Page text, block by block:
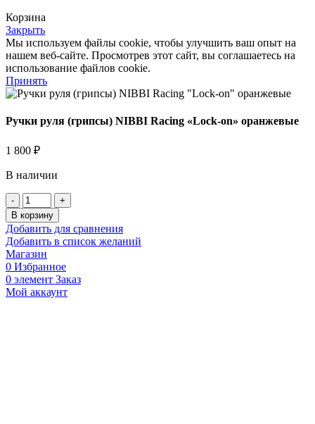
Корзина
Закрыть
Мы используем файлы cookie, чтобы улучшить ваш опыт на
нашем веб-сайте. Просмотрев этот сайт, вы соглашаетесь на
использование файлов cookie.
Принять
Ручки руля (грипсы) NIBBI Racing «Lock-on» оранжевые
1 800 ₽
В наличии
Количество
товара
Ручки
руля
(грипсы)
NIBBI
Racing
"Lock-
on"
В корзину
Добавить для сравнения
Добавить в список желаний
Магазин
0 Избранное
0 элемент Заказ
Мой аккаунт